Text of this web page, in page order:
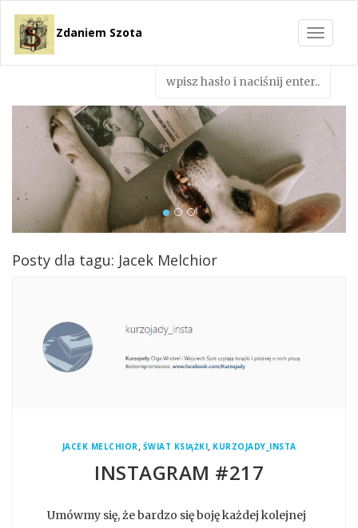
Toggle
Zdaniem Szota
Posty dla tagu: Jacek Melchior
JACEK MELCHIOR, ŚWIAT KSIĄŻKI, KURZOJADY_INSTA
INSTAGRAM #217
Umówmy się, że bardzo się boję każdej kolejnej